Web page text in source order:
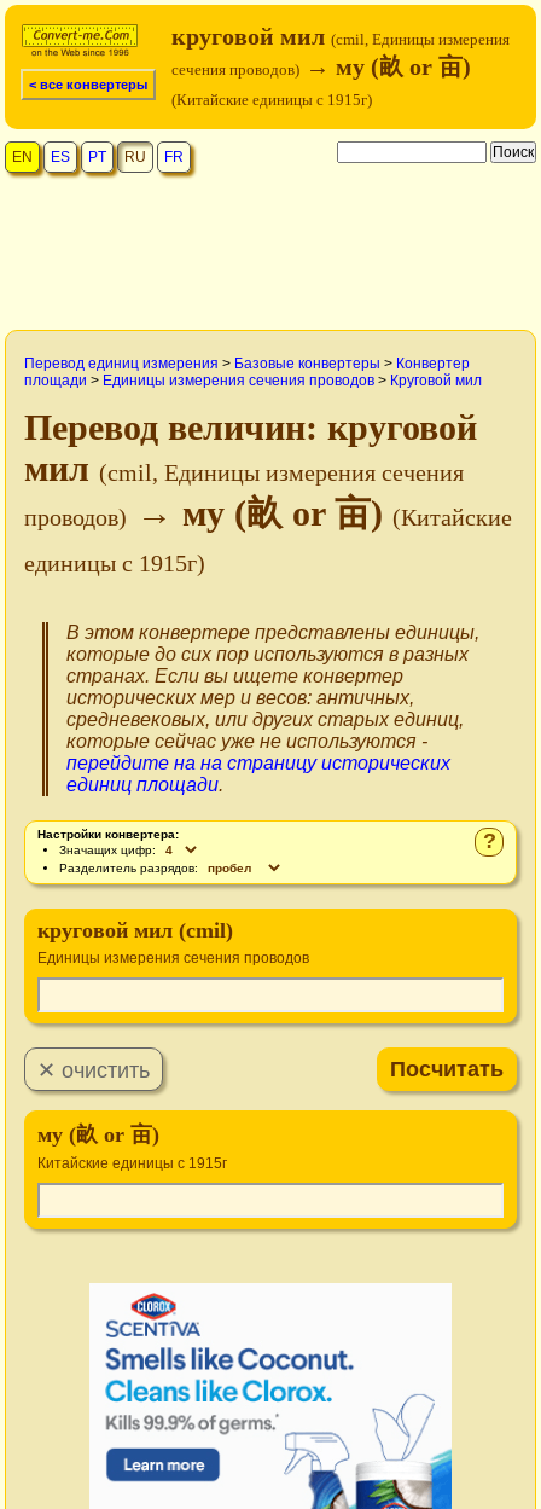
< все конвертеры
круговой мил (cmil, Единицы измерения
сечения проводов) → му (畝 or 亩)
(Китайские единицы с 1915г)
EN ES PT RU FR
Перевод единиц измерения > Базовые конвертеры > Конвертер
площади > Единицы измерения сечения проводов > Круговой мил
Перевод величин: круговой
мил (cmil, Единицы измерения сечения
проводов)
→ му (畝 or 亩) (Китайские
единицы с 1915г)
В этом конвертере представлены единицы,
которые до сих пор используются в разных
странах. Если вы ищете конвертер
исторических мер и весов: античных,
средневековых, или других старых единиц,
которые сейчас уже не используются -
перейдите на на страницу исторических
единиц площади.
?
Настройки конвертера:
Значащих цифр:
Разделитель разрядов:
круговой мил (cmil)
Единицы измерения сечения проводов
му (畝 or 亩)
Китайские единицы с 1915г